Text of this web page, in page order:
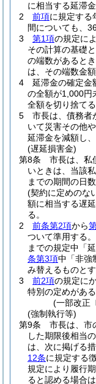
に相当する延滞
2
前項に規定する
間についても、
3
第1項の規定に
その計算の基礎
の端数があると
は、その端数金
4
延滞金の確定金
の全額が1,000円
全額を切り捨てる
5
市長は、債務者
いて災害その他
延滞金を減額し
(遅延損害金)
第8条
市長は、私
いときは、当該
までの期間の日
(契約に定めのな
額に相当する遅
る。
2
前条第2項から
ついて準用する。
までの規定中「
条第3項中「非強
み替えるものとす
3
前2項の規定に
特別の定めがあ
(一部改正
(強制執行等)
第9条
市長は、市
した期限後相当
は、次に掲げる
12条に規定する
規定により履行
ると認める場合